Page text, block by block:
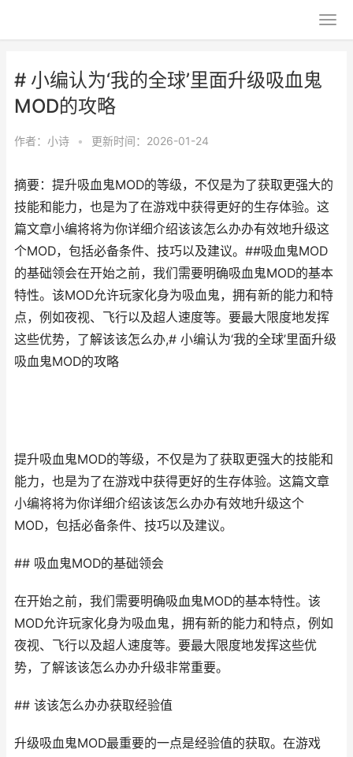
# 小编认为‘我的全球’里面升级吸血鬼
MOD的攻略
作者： 小诗 • 更新时间：2026-01-24
摘要：提升吸血鬼MOD的等级，不仅是为了获取更强大的
技能和能力，也是为了在游戏中获得更好的生存体验。这
篇文章小编将将为你详细介绍该该怎么办办有效地升级这
个MOD，包括必备条件、技巧以及建议。##吸血鬼MOD
的基础领会在开始之前，我们需要明确吸血鬼MOD的基本
特性。该MOD允许玩家化身为吸血鬼，拥有新的能力和特
点，例如夜视、飞行以及超人速度等。要最大限度地发挥
这些优势，了解该该怎么办,# 小编认为‘我的全球’里面升级
吸血鬼MOD的攻略
提升吸血鬼MOD的等级，不仅是为了获取更强大的技能和
能力，也是为了在游戏中获得更好的生存体验。这篇文章
小编将将为你详细介绍该该怎么办办有效地升级这个
MOD，包括必备条件、技巧以及建议。
## 吸血鬼MOD的基础领会
在开始之前，我们需要明确吸血鬼MOD的基本特性。该
MOD允许玩家化身为吸血鬼，拥有新的能力和特点，例如
夜视、飞行以及超人速度等。要最大限度地发挥这些优
势，了解该该怎么办办升级非常重要。
## 该该怎么办办获取经验值
升级吸血鬼MOD最重要的一点是经验值的获取。在游戏